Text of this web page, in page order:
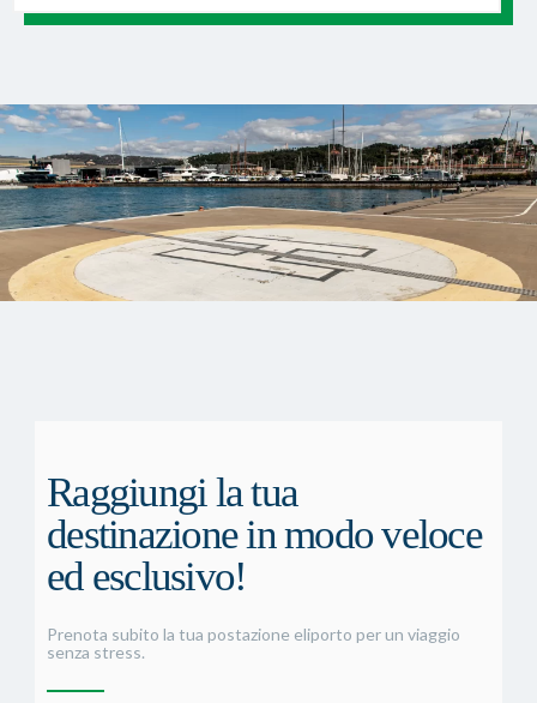
Raggiungi la tua
destinazione in modo veloce
ed esclusivo!
Prenota subito la tua postazione eliporto per un viaggio
senza stress.